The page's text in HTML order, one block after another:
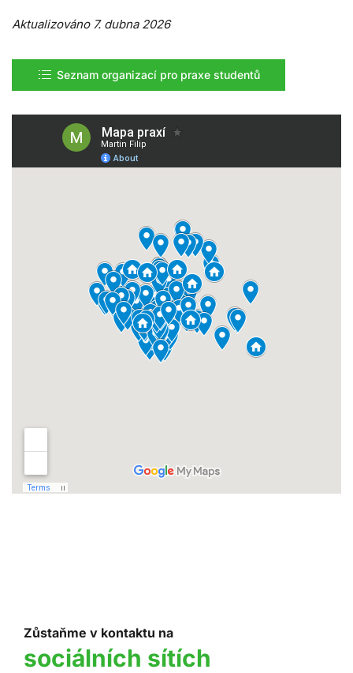
Aktualizováno 7. dubna 2026
Seznam organizací pro praxe studentů
Zůstaňme v kontaktu na
sociálních sítích